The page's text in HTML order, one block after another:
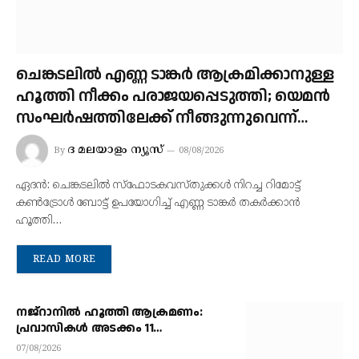
ചെങ്കടലില്‍ എണ്ണ ടാങ്കര്‍ ആക്രമിക്കാനുള്ള
ഹൂത്തി നീക്കം പരാജയപ്പെടുത്തി; യെമൻ
സംഘർഷത്തിലേക്ക് നീങ്ങുന്നുവെന്ന്
യു.എൻ മുന്നറിയിപ്പ്
By ദ മലയാളം ന്യൂസ് 08/08/2026
ഏദന്‍: ചെങ്കടലില്‍ സ്‌ഫോടകവസ്തുക്കള്‍ നിറച്ച റിമോട്ട്
കണ്‍ട്രോള്‍ ബോട്ട് ഉപയോഗിച്ച് എണ്ണ ടാങ്കര്‍ തകർക്കാൻ
ഹൂത്തി…
READ MORE
നജ്‌റാനില്‍ ഹൂത്തി ആക്രമണം:
പ്രവാസികള്‍ അടക്കം 11
പേർക്ക്പരിക്ക്, ഹൂത്തി
07/08/2026